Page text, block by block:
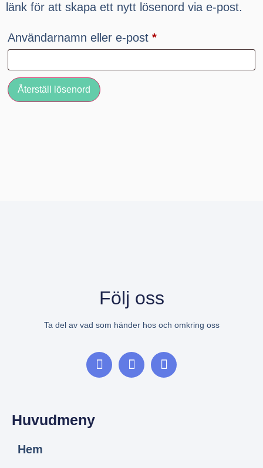
länk för att skapa ett nytt lösenord via e-post.
Användarnamn eller e-post *
Återställ lösenord
Följ oss
Ta del av vad som händer hos och omkring oss
Huvudmeny
Hem